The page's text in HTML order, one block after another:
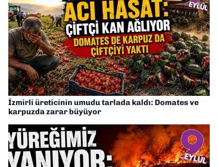
İzmirli üreticinin umudu tarlada kaldı: Domates ve
karpuzda zarar büyüyor